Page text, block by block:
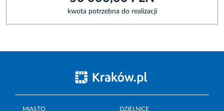
kwota potrzebna do realizacji
MIASTO DZIELNICE